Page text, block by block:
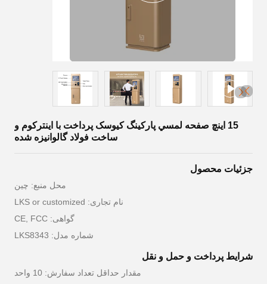
15 اينچ صفحه لمسي پارکينگ کيوسک پرداخت با اينتركوم و
ساخت فولاد گالوانيزه شده
جزئیات محصول
محل منبع: چين
نام تجاری: LKS or customized
گواهی: CE, FCC
شماره مدل: LKS8343
شرایط پرداخت و حمل و نقل
مقدار حداقل تعداد سفارش: 10 واحد